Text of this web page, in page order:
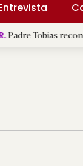
reconhecido por